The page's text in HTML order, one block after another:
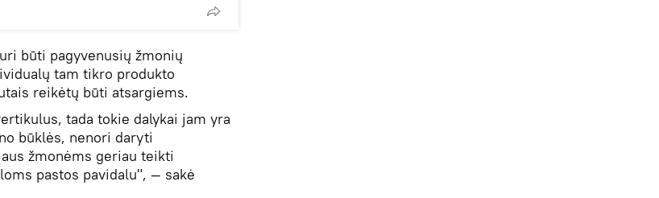
būti pagyvenusių žmonių
tam tikro produkto
reikėtų būti atsargiems.
tada tokie dalykai jam yra
būklės, nenori daryti
žmonėms geriau teikti
pastos pavidalu", — sakė